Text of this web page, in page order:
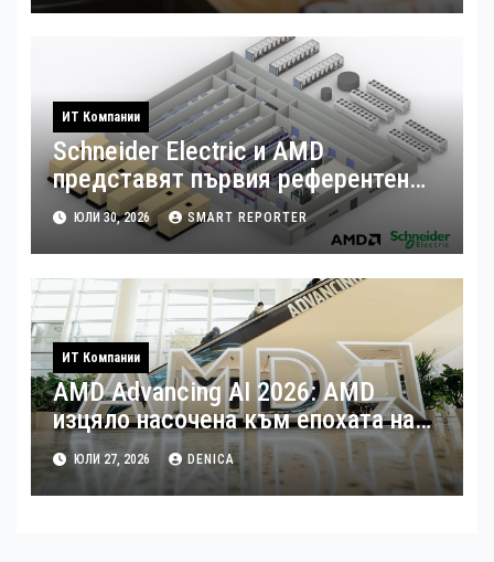
ИТ Компании
Schneider Electric и AMD
представят първия референтен
дизайн на платформата Helios за
ускорено изграждане на фабрики
за ИИ
ЮЛИ 30, 2026 SMART REPORTER
ИТ Компании
AMD Advancing AI 2026: AMD
изцяло насочена към епохата на
Агентния AI
ЮЛИ 27, 2026 DENICA